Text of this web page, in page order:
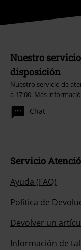
Nuestro
disposición
Nuestro servicio de
a 17:00. Más
Chat
Servicio
Ayuda (FAQ)
Política de
Devolver un
Información de